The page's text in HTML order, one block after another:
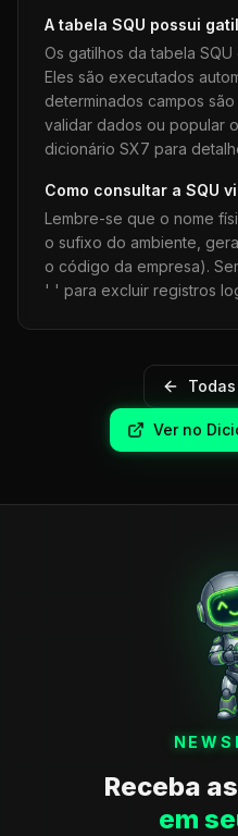
A tabela SQU possui
Os gatilhos da tabela SQU
Eles são executados
determinados campos
validar dados ou popular
dicionário SX7 para
Como consultar a SQU
Lembre-se que o nome
o sufixo do ambiente,
o código da empresa).
' ' para excluir registros
Ver no
Receba
em